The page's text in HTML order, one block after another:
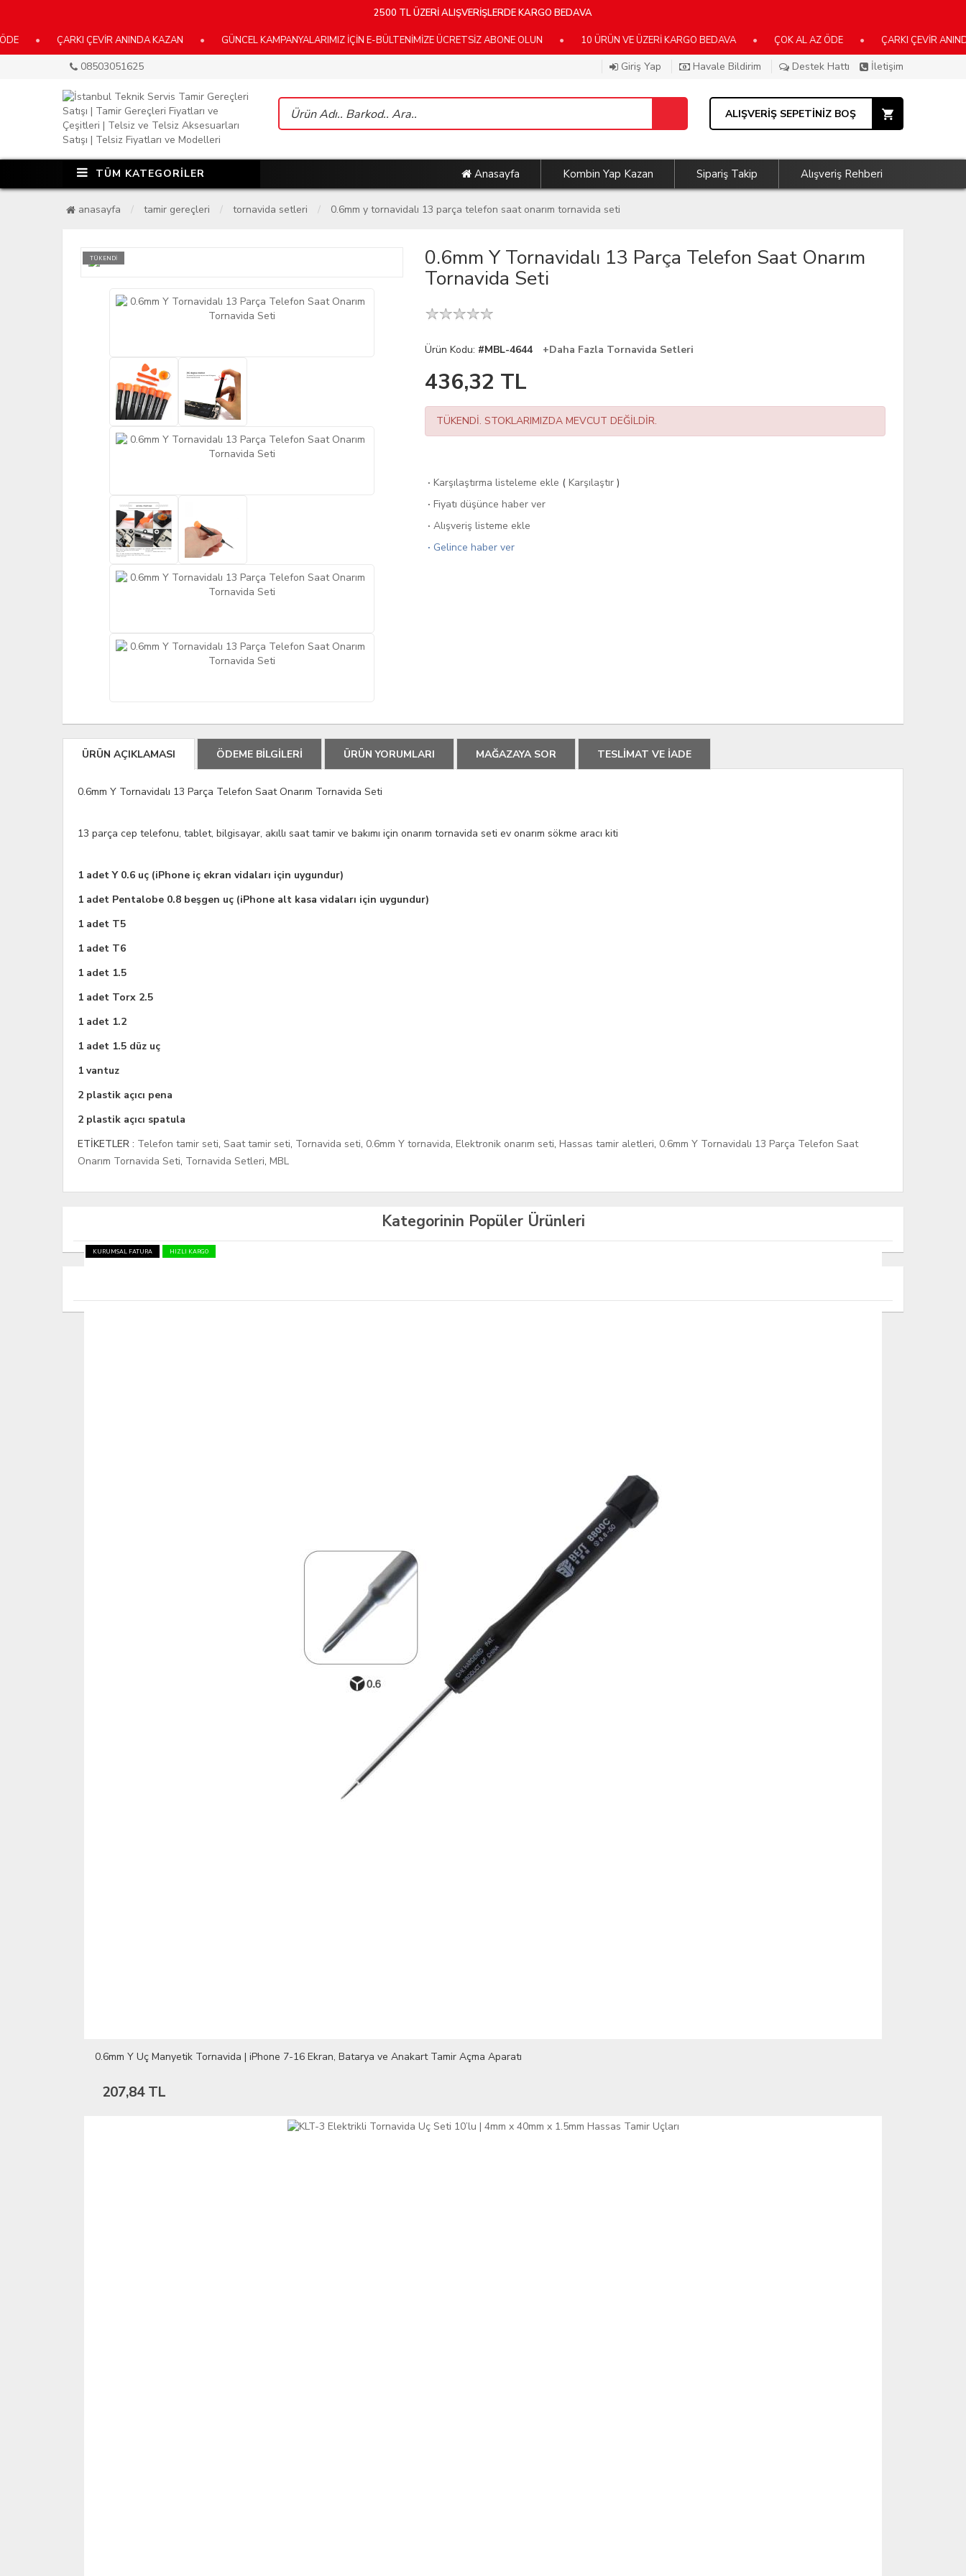
2500 TL ÜZERİ ALIŞVERİŞLERDE KARGO BEDAVA
ÇARKI ÇEVİR ANINDA KAZAN • GÜNCEL KAMPANYALARIMIZ İÇİN E-BÜLTENİMİZE ÜCRETSİZ ABONE OLUN • 10 ÜRÜN VE ÜZERİ KARGO BEDAVA • ÇOK AL AZ ÖDE • ÇARKI ÇEVİR ANINDA
08503051625 Giriş Yap Havale Bildirim Destek Hattı İletişim
ALIŞVERİŞ SEPETİNİZ BOŞ
TÜM KATEGORİLER Anasayfa Kombin Yap Kazan Sipariş Takip Alışveriş Rehberi
anasayfa tamir gereçleri tornavida setleri 0.6mm y tornavidalı 13 parça telefon saat onarım tornavida seti
TÜKENDİ 0.6mm Y Tornavidalı 13 Parça Telefon Saat Onarım
Tornavida Seti
Ürün Kodu: #MBL-4644 +Daha Fazla Tornavida Setleri
436,32 TL
TÜKENDİ. STOKLARIMIZDA MEVCUT DEĞİLDİR.
·Karşılaştırma listeleme ekle (Karşılaştır )
·Fiyatı düşünce haber ver
·Alışveriş listeme ekle
· Gelince haber ver
ÜRÜN AÇIKLAMASI ÖDEME BİLGİLERİ ÜRÜN YORUMLARI MAĞAZAYA SOR TESLİMAT VE İADE
0.6mm Y Tornavidalı 13 Parça Telefon Saat Onarım Tornavida Seti
13 parça cep telefonu, tablet, bilgisayar, akıllı saat tamir ve bakımı için onarım tornavida seti ev onarım sökme aracı kiti
1 adet Y 0.6 uç (iPhone iç ekran vidaları için uygundur)
1 adet Pentalobe 0.8 beşgen uç (iPhone alt kasa vidaları için uygundur)
1 adet T5
1 adet T6
1 adet 1.5
1 adet Torx 2.5
1 adet 1.2
1 adet 1.5 düz uç
1 vantuz
2 plastik açıcı pena
2 plastik açıcı spatula
ETİKETLER : Telefon tamir seti, Saat tamir seti, Tornavida seti, 0.6mm Y tornavida, Elektronik onarım seti, Hassas tamir aletleri, 0.6mm Y Tornavidalı 13 Parça Telefon Saat
Onarım Tornavida Seti, Tornavida Setleri, MBL
Kategorinin Popüler Ürünleri
KURUMSAL FATURA HIZLI KARGO
0.6mm Y Uç Manyetik Tornavida | iPhone 7-16 Ekran, Batarya ve Anakart Tamir Açma Aparatı
207,84 TL